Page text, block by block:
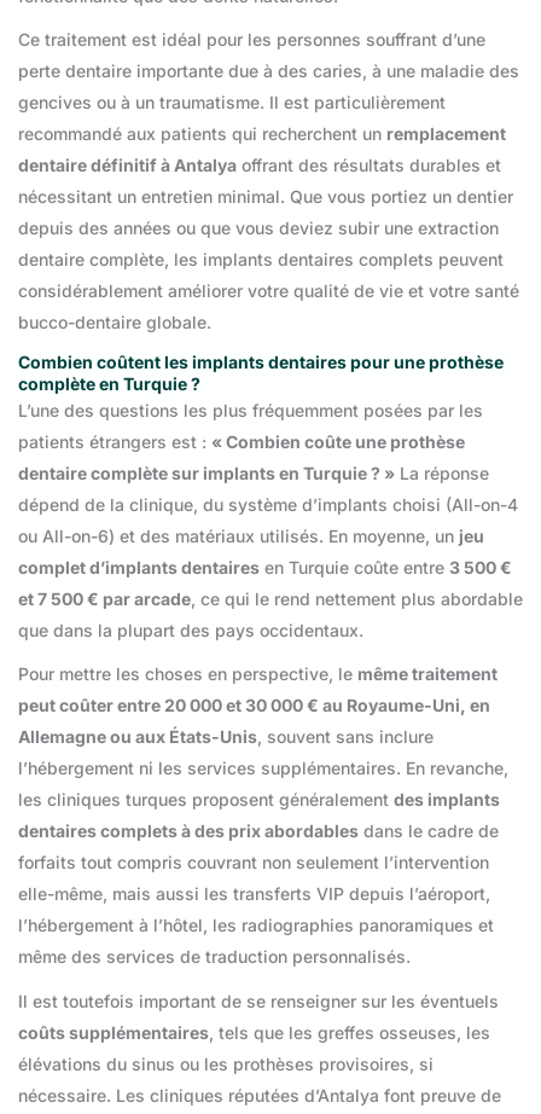
Ce traitement est idéal pour les personnes souffrant d’une
perte dentaire importante due à des caries, à une maladie des
gencives ou à un traumatisme. Il est particulièrement
recommandé aux patients qui recherchent un remplacement
dentaire définitif à Antalya offrant des résultats durables et
nécessitant un entretien minimal. Que vous portiez un dentier
depuis des années ou que vous deviez subir une extraction
dentaire complète, les implants dentaires complets peuvent
considérablement améliorer votre qualité de vie et votre santé
bucco-dentaire globale.
Combien coûtent les implants dentaires pour une prothèse
complète en Turquie ?
L’une des questions les plus fréquemment posées par les
patients étrangers est : « Combien coûte une prothèse
dentaire complète sur implants en Turquie ? » La réponse
dépend de la clinique, du système d’implants choisi (All-on-4
ou All-on-6) et des matériaux utilisés. En moyenne, un jeu
complet d’implants dentaires en Turquie coûte entre 3 500 €
et 7 500 € par arcade, ce qui le rend nettement plus abordable
que dans la plupart des pays occidentaux.
Pour mettre les choses en perspective, le même traitement
peut coûter entre 20 000 et 30 000 € au Royaume-Uni, en
Allemagne ou aux États-Unis, souvent sans inclure
l’hébergement ni les services supplémentaires. En revanche,
les cliniques turques proposent généralement des implants
dentaires complets à des prix abordables dans le cadre de
forfaits tout compris couvrant non seulement l’intervention
elle-même, mais aussi les transferts VIP depuis l’aéroport,
l’hébergement à l’hôtel, les radiographies panoramiques et
même des services de traduction personnalisés.
Il est toutefois important de se renseigner sur les éventuels
coûts supplémentaires, tels que les greffes osseuses, les
élévations du sinus ou les prothèses provisoires, si
nécessaire. Les cliniques réputées d’Antalya font preuve de